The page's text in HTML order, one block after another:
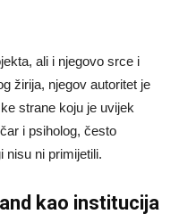
ali i njegovo srce i
žirija, njegov autoritet je
strane koju je uvijek
i psiholog, često
nisu ni primijetili.
kao institucija